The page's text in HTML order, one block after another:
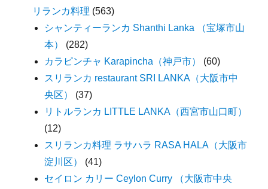
リランカ料理 (563)
シャンティーランカ Shanthi Lanka （宝塚市山
本）
(282)
カラピンチャ Karapincha（神戸市）
(60)
スリランカ restaurant SRI LANKA（大阪市中
央区）
(37)
リトルランカ LITTLE LANKA（西宮市山口町）
(12)
スリランカ料理 ラサハラ RASA HALA（大阪市
淀川区）
(41)
セイロン カリー Ceylon Curry （大阪市中央